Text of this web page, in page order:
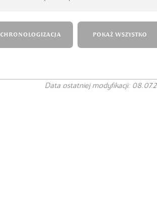
CHRONOLOGIZACJA POKAŻ WSZYSTKO
Data ostatniej modyfikacji: